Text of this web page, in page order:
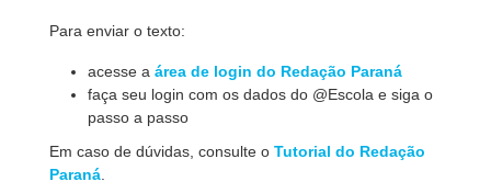
Para enviar o texto:
acesse a área de login do Redação Paraná
faça seu login com os dados do @Escola e siga o
passo a passo
Em caso de dúvidas, consulte o Tutorial do Redação
Paraná